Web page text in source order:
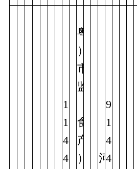
1
1
4
4
粤
）
市
监
食
产
）
河
9
1
4
4